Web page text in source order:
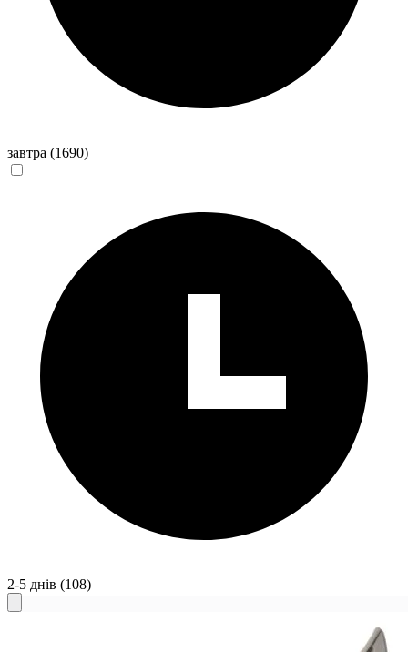
завтра (1690)
2-5 днів (108)